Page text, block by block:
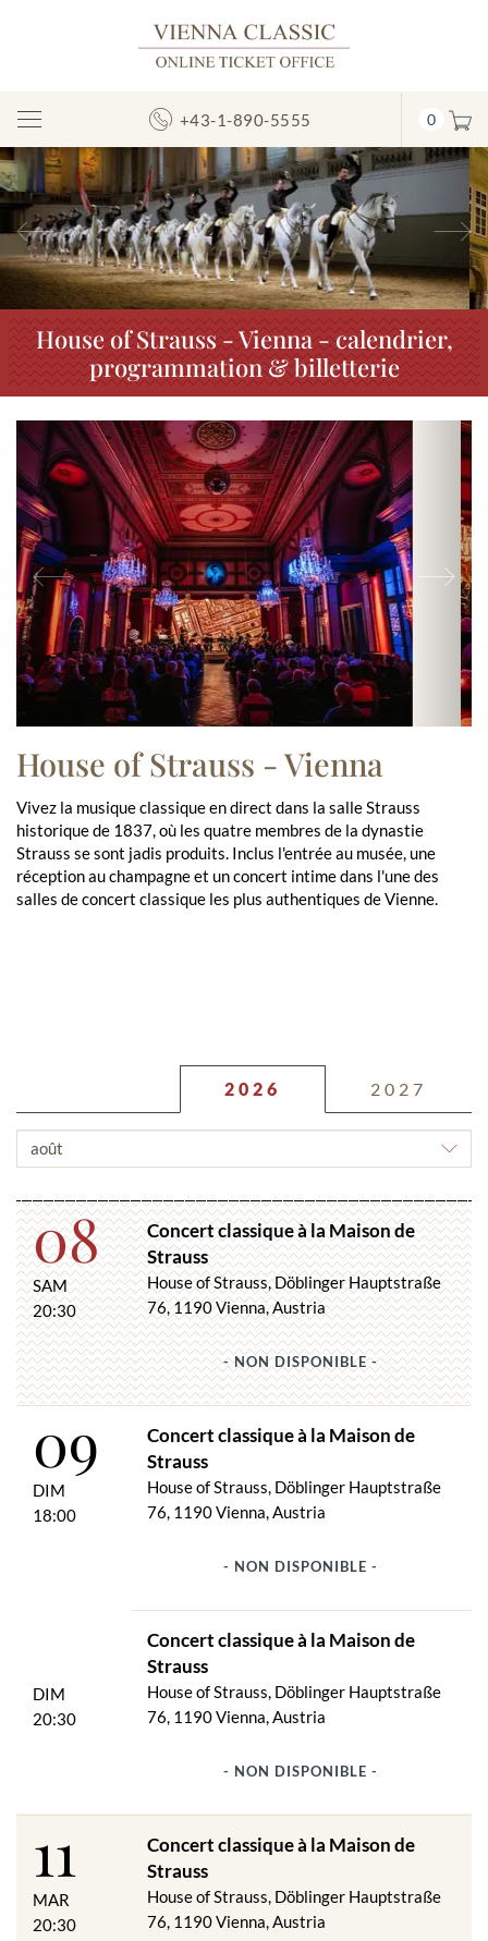
Afficher/masquer
la
navigation
+43-1-890-5555 0
Précédent
House of Strauss - Vienna - calendrier,
programmation & billetterie
Previous
House of Strauss - Vienna
Vivez la musique classique en direct dans la salle Strauss
historique de 1837, où les quatre membres de la dynastie
Strauss se sont jadis produits. Inclus l'entrée au musée, une
réception au champagne et un concert intime dans l'une des
salles de concert classique les plus authentiques de Vienne.
2027
2026
CHOISIR
LE
08
SAM
20:30
Concert classique à la Maison de
Strauss
House of Strauss, Döblinger Hauptstraße
76, 1190 Vienna, Austria
- NON DISPONIBLE -
09
DIM
18:00
Concert classique à la Maison de
Strauss
House of Strauss, Döblinger Hauptstraße
76, 1190 Vienna, Austria
- NON DISPONIBLE -
DIM
20:30
Concert classique à la Maison de
Strauss
House of Strauss, Döblinger Hauptstraße
76, 1190 Vienna, Austria
- NON DISPONIBLE -
11
MAR
20:30
Concert classique à la Maison de
Strauss
House of Strauss, Döblinger Hauptstraße
76, 1190 Vienna, Austria